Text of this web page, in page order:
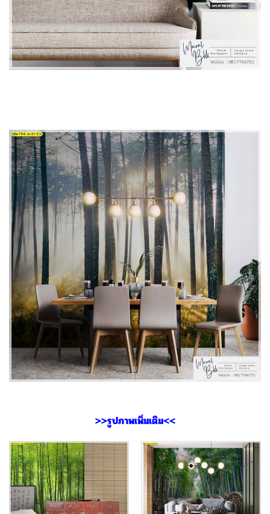
>>รูปภาพเพิ่มเติม<<